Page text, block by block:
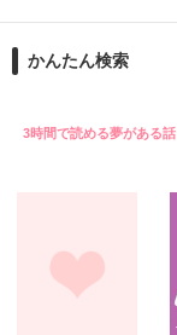
「あなたが？」
それはどちらの話
2018.12.21～
・。*・。*・。*・
本編に登場するも
「月に誓いを、
神埼海斗【ｶﾝｻﾞｷｶｲﾄ
～記憶喪失人魚姫～
偽りの結婚を経て
【ラルフ】
アリアの兄
かんたん検索
3時間で読める夢がある話